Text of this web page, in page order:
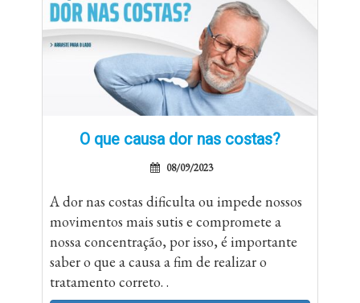
O que causa dor nas costas?
08/09/2023
A dor nas costas dificulta ou impede nossos
movimentos mais sutis e compromete a
nossa concentração, por isso, é importante
saber o que a causa a fim de realizar o
tratamento correto. .